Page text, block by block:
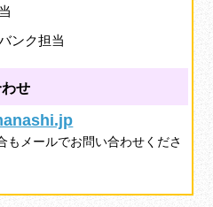
ンク担当
せ
もメールでお問い合わせくださ